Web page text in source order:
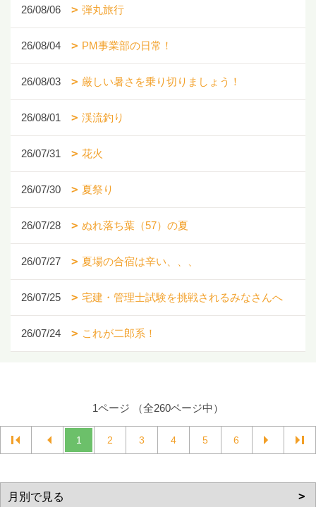
26/08/06 弾丸旅行
26/08/04 PM事業部の日常！
26/08/03 厳しい暑さを乗り切りましょう！
26/08/01 渓流釣り
26/07/31 花火
26/07/30 夏祭り
26/07/28 ぬれ落ち葉（57）の夏
26/07/27 夏場の合宿は辛い、、、
26/07/25 宅建・管理士試験を挑戦されるみなさんへ
26/07/24 これが二郎系！
1ページ （全260ページ中）
1 2 3 4 5 6